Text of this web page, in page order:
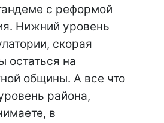
с реформой
Нижний уровень
скорая
остаться на
общины. А все что
района,
в